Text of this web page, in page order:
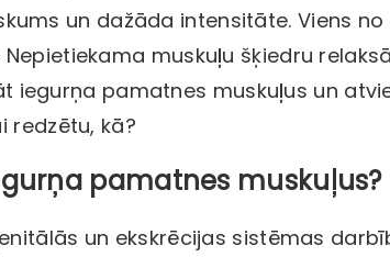
un dažāda intensitāte. Viens no
Nepietiekama muskuļu šķiedru
iegurņa pamatnes muskuļus un
redzētu, kā?
pamatnes muskuļus?
un ekskrēcijas sistēmas